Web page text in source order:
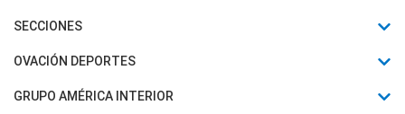
Últimas Noticias
Política
SECCIONES
Horóscopo
Motores
OVACIÓN DEPORTES
Fútbol
GRUPO AMÉRICA INTERIOR